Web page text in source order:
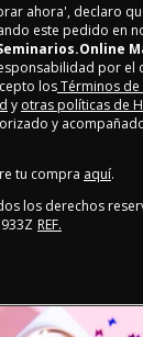
ahora', declaro
este pedido en
por el
losTérminos
y otras políticas de
y
tu compra aquí.
los derechos
REF.